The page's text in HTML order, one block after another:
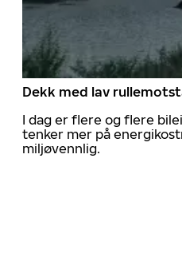
Dekk med lav
I dag er flere og flere
tenker mer på
miljøvennlig.